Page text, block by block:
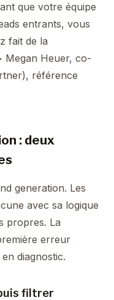
que votre équipe
entrants, vous
fait de la
Megan Heuer, co-
référence
: deux
generation. Les
avec sa logique
propres. La
erreur
diagnostic.
filtrer